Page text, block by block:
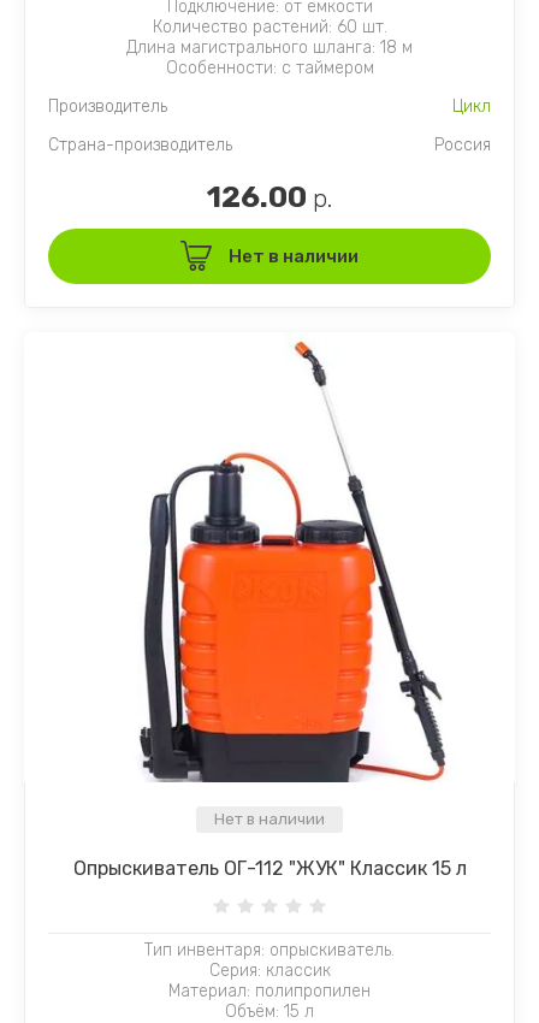
Подключение: от ёмкости
Количество растений: 60 шт.
Длина магистрального шланга: 18 м
Особенности: с таймером
Производитель
Цикл
Страна-производитель
Россия
126.00 р.
Нет в наличии
Нет в наличии
Опрыскиватель ОГ-112 "ЖУК" Классик 15 л
Тип инвентаря: опрыскиватель.
Серия: классик
Материал: полипропилен
Объём: 15 л